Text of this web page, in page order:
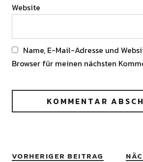
Website
Name, E-Mail-Adresse und
Browser für meinen nächsten
VORHERIGER BEITRAG